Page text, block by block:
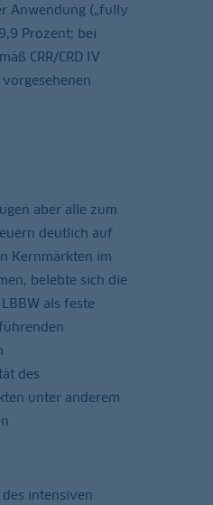
Anwendung („fully
Prozent; bei
CRR/CRD IV
aber alle zum
deutlich auf
Kernmärkten im
belebte sich die
als feste
des
unter anderem
intensiven